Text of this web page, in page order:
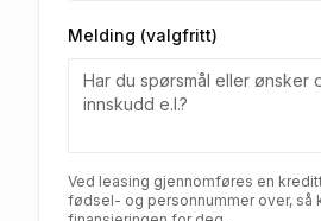
Melding (valgfritt)
Ved leasing gjennomføres en
fødsel- og personnummer over, så